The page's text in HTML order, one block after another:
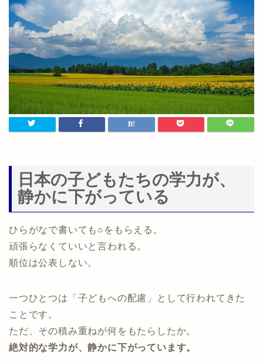
日本の子どもたちの学力が、
静かに下がっている
ひらがなで書いても○をもらえる。
頑張らなくていいと言われる。
順位は公表しない。
一つひとつは「子どもへの配慮」として行われてきた
ことです。
ただ、その積み重ねが何をもたらしたか。
絶対的な学力が、静かに下がっています。